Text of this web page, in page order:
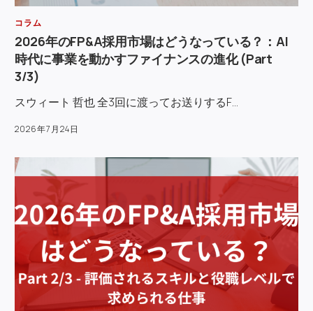
コラム
2026年のFP&A採用市場はどうなっている？：AI
時代に事業を動かすファイナンスの進化 (Part
3/3)
スウィート 哲也 全3回に渡ってお送りするF…
2026年7月24日